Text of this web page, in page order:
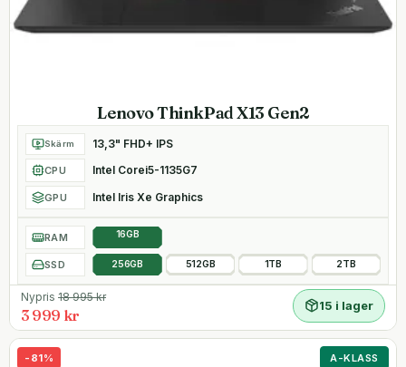
Lenovo ThinkPad X13 Gen2
Skärm 13,3" FHD+ IPS
CPU Intel Corei5-1135G7
GPU Intel Iris Xe Graphics
RAM 16GB
SSD 256GB 512GB 1TB 2TB
Nypris 18 995kr
3 999 kr
15 i lager
- 81% A-KLASS